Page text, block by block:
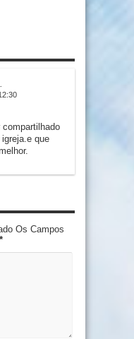
que
Os Campos
*